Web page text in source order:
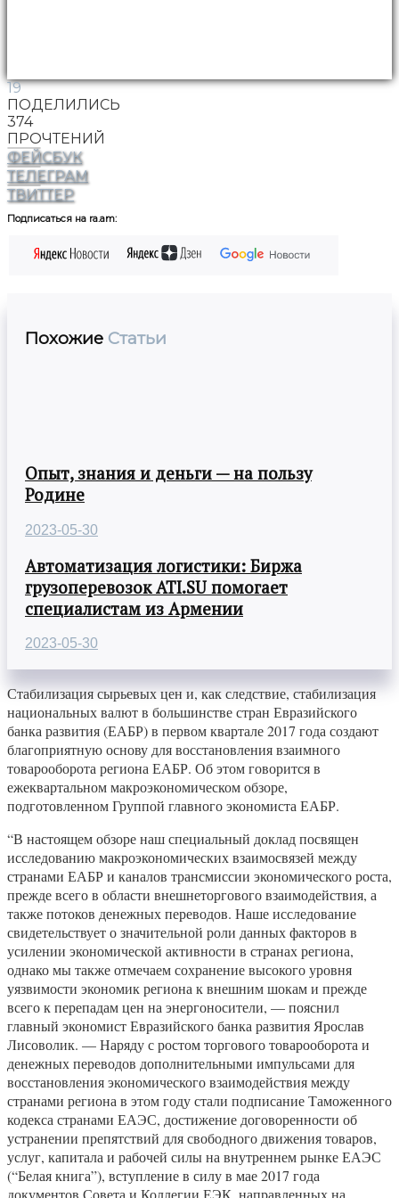
19
ПОДЕЛИЛИСЬ
374
ПРОЧТЕНИЙ
ФЕЙСБУК
ТЕЛЕГРАМ
ТВИТТЕР
Подписаться на ra.am:
Похожие Статьи
Опыт, знания и деньги — на пользу
Родине
2023-05-30
Автоматизация логистики: Биржа
грузоперевозок ATI.SU помогает
специалистам из Армении
2023-05-30
Стабилизация сырьевых цен и, как следствие, стабилизация
национальных валют в большинстве стран Евразийского
банка развития (ЕАБР) в первом квартале 2017 года создают
благоприятную основу для восстановления взаимного
товарооборота региона ЕАБР. Об этом говорится в
ежеквартальном макроэкономическом обзоре,
подготовленном Группой главного экономиста ЕАБР.
“В настоящем обзоре наш специальный доклад посвящен
исследованию макроэкономических взаимосвязей между
странами ЕАБР и каналов трансмиссии экономического роста,
прежде всего в области внешнеторгового взаимодействия, а
также потоков денежных переводов. Наше исследование
свидетельствует о значительной роли данных факторов в
усилении экономической активности в странах региона,
однако мы также отмечаем сохранение высокого уровня
уязвимости экономик региона к внешним шокам и прежде
всего к перепадам цен на энергоносители, — пояснил
главный экономист Евразийского банка развития Ярослав
Лисоволик. — Наряду с ростом торгового товарооборота и
денежных переводов дополнительными импульсами для
восстановления экономического взаимодействия между
странами региона в этом году стали подписание Таможенного
кодекса странами ЕАЭС, достижение договоренности об
устранении препятствий для свободного движения товаров,
услуг, капитала и рабочей силы на внутреннем рынке ЕАЭС
(“Белая книга”), вступление в силу в мае 2017 года